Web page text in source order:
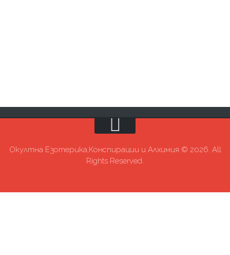
Окултна Езотерика,Конспирации и Алхимия © 2026. All
Rights Reserved.